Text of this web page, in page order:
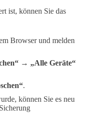
ist, können Sie das
Browser und melden
→ „Alle Geräte“
.
können Sie es neu